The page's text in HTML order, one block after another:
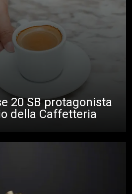
20 SB protagonista
della Caffetteria